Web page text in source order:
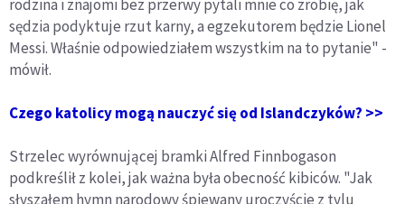
rodzina i znajomi bez przerwy pytali mnie co zrobię, jak
sędzia podyktuje rzut karny, a egzekutorem będzie Lionel
Messi. Właśnie odpowiedziałem wszystkim na to pytanie" -
mówił.
Czego katolicy mogą nauczyć się od Islandczyków? >>
Strzelec wyrównującej bramki Alfred Finnbogason
podkreślił z kolei, jak ważna była obecność kibiców. "Jak
słyszałem hymn narodowy śpiewany uroczyście z tylu